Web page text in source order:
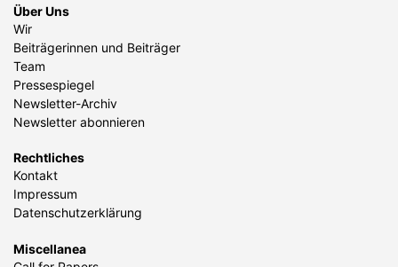
Über Uns
Wir
Beiträgerinnen und Beiträger
Team
Pressespiegel
Newsletter-Archiv
Newsletter abonnieren
Rechtliches
Kontakt
Impressum
Datenschutzerklärung
Miscellanea